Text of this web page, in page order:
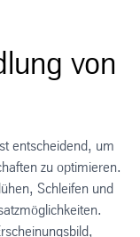
von
entscheidend, um
zu optimieren.
Schleifen und